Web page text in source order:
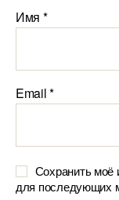
Имя *
Email*
Сохранить моё
для последующих